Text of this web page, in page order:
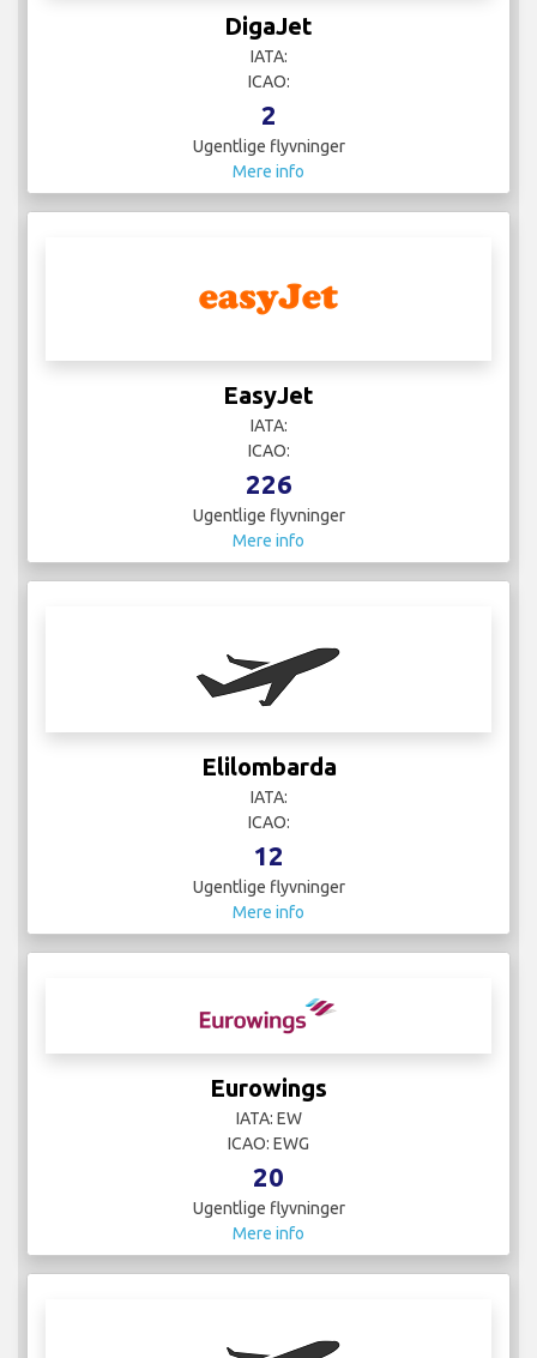
DigaJet
IATA:
ICAO:
2
Ugentlige flyvninger
Mere info
EasyJet
IATA:
ICAO:
226
Ugentlige flyvninger
Mere info
Elilombarda
IATA:
ICAO:
12
Ugentlige flyvninger
Mere info
Eurowings
IATA: EW
ICAO: EWG
20
Ugentlige flyvninger
Mere info